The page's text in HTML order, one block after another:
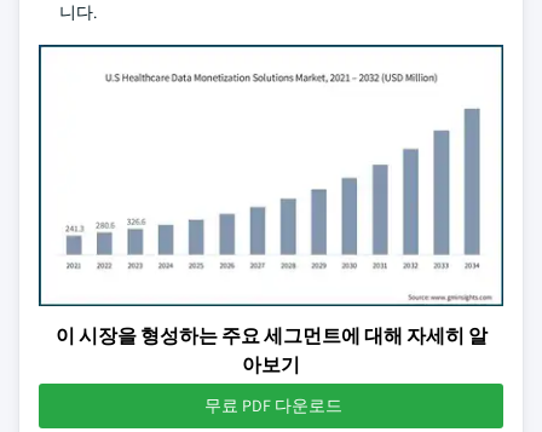
니다.
이 시장을 형성하는 주요 세그먼트에 대해 자세히 알
아보기
무료 PDF 다운로드